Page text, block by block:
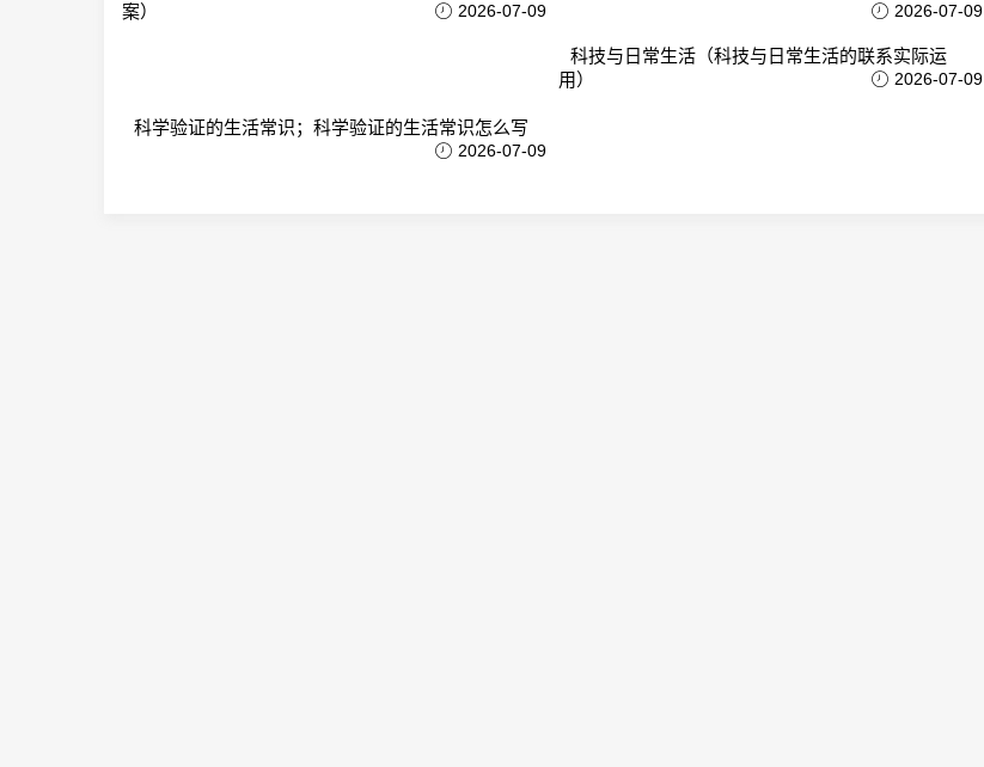
案）
2026-07-09 2026-07-09
科技与日常生活（科技与日常生活的联系实际运
用）
2026-07-09
科学验证的生活常识；科学验证的生活常识怎么写
2026-07-09